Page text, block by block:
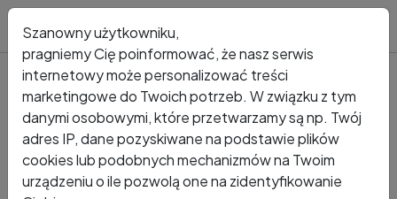
Kto dzwonił? Numer +48 730 666 389
+48 730 666 389
Szanowny użytkowniku,
pragniemy Cię poinformować, że nasz serwis
internetowy może personalizować treści
marketingowe do Twoich potrzeb. W związku z tym
danymi osobowymi, które przetwarzamy są np. Twój
adres IP, dane pozyskiwane na podstawie plików
cookies lub podobnych mechanizmów na Twoim
urządzeniu o ile pozwolą one na zidentyfikowanie